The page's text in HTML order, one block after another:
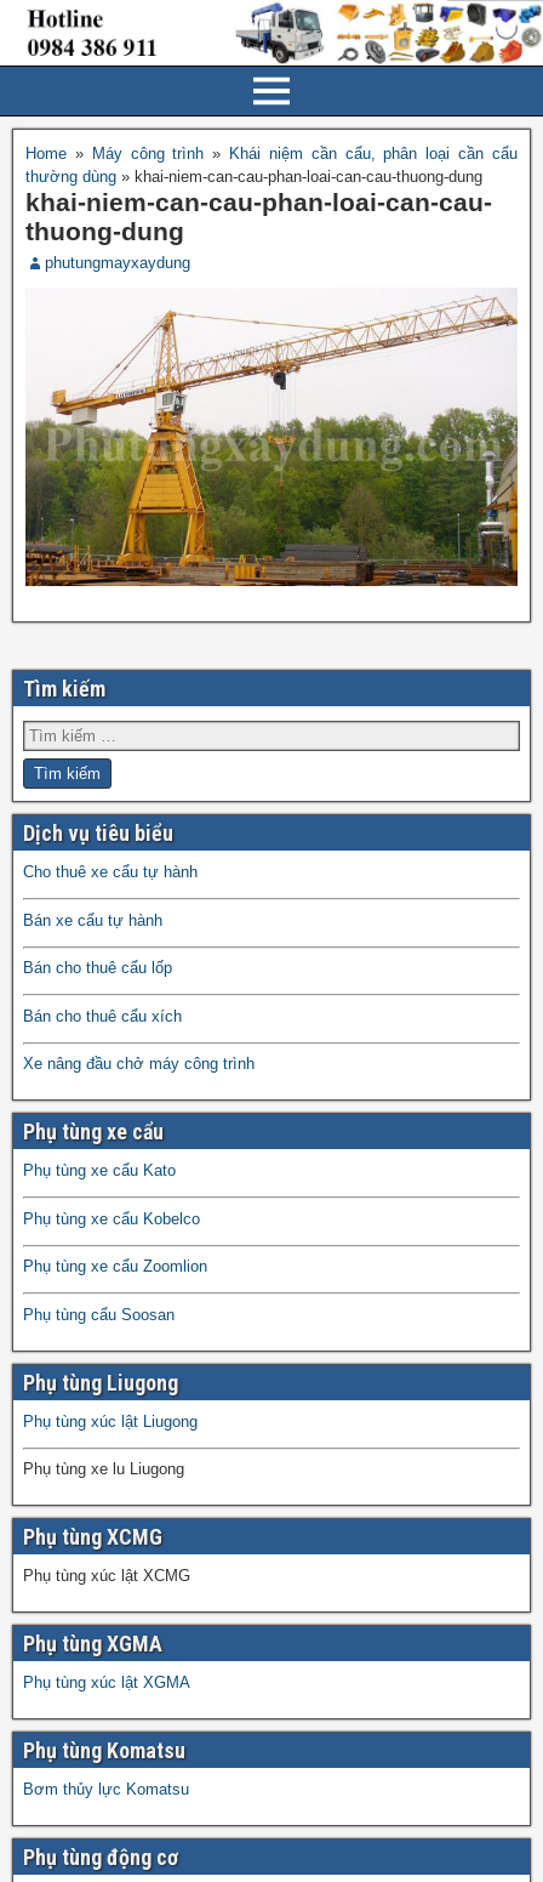
Home » Máy công trình » Khái niệm cần cẩu, phân loại cần cẩu
thường dùng » khai-niem-can-cau-phan-loai-can-cau-thuong-dung
khai-niem-can-cau-phan-loai-can-cau-
thuong-dung
phutungmayxaydung
Tìm kiếm
Dịch vụ tiêu biểu
Cho thuê xe cẩu tự hành
Bán xe cẩu tự hành
Bán cho thuê cẩu lốp
Bán cho thuê cẩu xích
Xe nâng đầu chở máy công trình
Phụ tùng xe cẩu
Phụ tùng xe cẩu Kato
Phụ tùng xe cẩu Kobelco
Phụ tùng xe cẩu Zoomlion
Phụ tùng cẩu Soosan
Phụ tùng Liugong
Phụ tùng xúc lật Liugong
Phụ tùng xe lu Liugong
Phụ tùng XCMG
Phụ tùng xúc lật XCMG
Phụ tùng XGMA
Phụ tùng xúc lật XGMA
Phụ tùng Komatsu
Bơm thủy lực Komatsu
Phụ tùng động cơ